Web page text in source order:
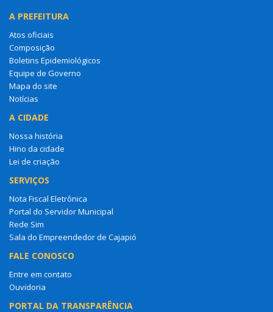
A PREFEITURA
Atos oficiais
Composição
Boletins Epidemiológicos
Equipe de Governo
Mapa do site
Notícias
A CIDADE
Nossa história
Hino da cidade
Lei de criação
SERVIÇOS
Nota Fiscal Eletrônica
Portal do Servidor Municipal
Rede Sim
Sala do Empreendedor de Cajapió
FALE CONOSCO
Entre em contato
Ouvidoria
PORTAL DA TRANSPARÊNCIA